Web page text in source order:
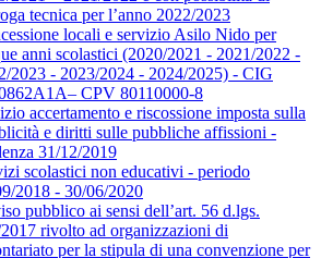
tecnica per l’anno 2022/2023
locali e servizio Asilo Nido per
anni scolastici (2020/2021 - 2021/2022 -
2023 - 2023/2024 - 2024/2025) - CIG
CPV 80110000-8
accertamento e riscossione imposta sulla
e diritti sulle pubbliche affissioni -
31/12/2019
scolastici non educativi - periodo
2018 - 30/06/2020
pubblico ai sensi dell’art. 56 d.lgs.
rivolto ad organizzazioni di
per la stipula di una convenzione per